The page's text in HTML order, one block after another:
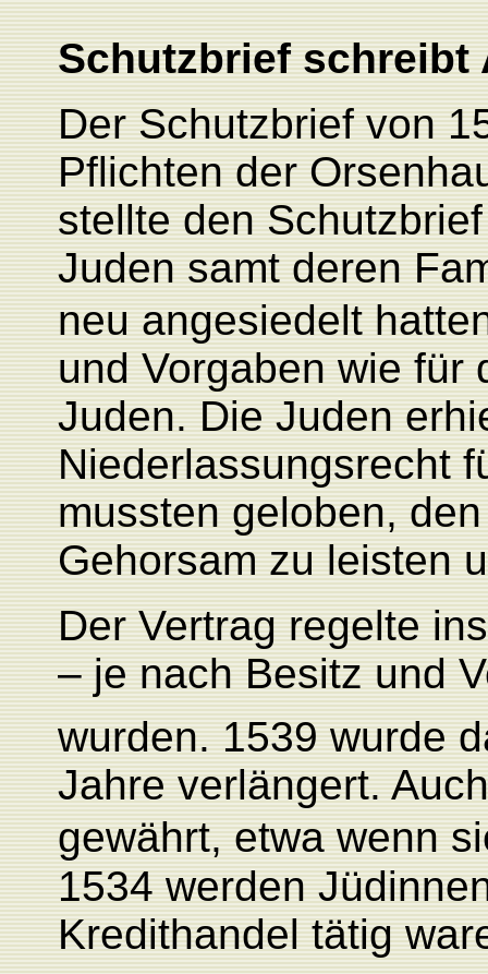
Schutzbrief schreibt
Der Schutzbrief von
Pflichten der
stellte den
Juden samt deren
neu angesiedelt
und Vorgaben wie für
Juden. Die Juden
Niederlassungsrecht
mussten geloben,
Gehorsam zu leisten
Der Vertrag regelte
– je nach Besitz und
wurden. 1539 wurde
Jahre verlängert.
gewährt, etwa wenn
1534 werden
Kredithandel tätig